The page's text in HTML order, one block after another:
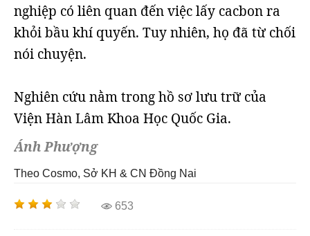
nghiệp có liên quan đến việc lấy cacbon ra
khỏi bầu khí quyến. Tuy nhiên, họ đã từ chối
nói chuyện.
Nghiên cứu nằm trong hồ sơ lưu trữ của
Viện Hàn Lâm Khoa Học Quốc Gia.
Ánh Phượng
Theo Cosmo, Sở KH & CN Đồng Nai
653